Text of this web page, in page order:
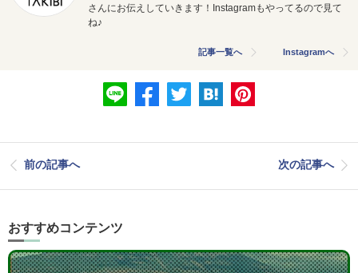
さんにお伝えしていきます！Instagramもやってるので見て
ね♪
記事一覧へ Instagramへ
前の記事へ 次の記事へ
おすすめコンテンツ